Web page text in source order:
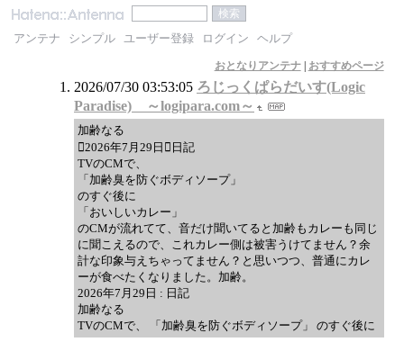
アンテナ シンプル ユーザー登録 ログイン ヘルプ
おとなりアンテナ| おすすめページ
2026/07/30 03:53:05 ろじっくぱらだいす(Logic
Paradise) ～logipara.com～
加齢なる
2026年7月29日日記
TVのCMで、
「加齢臭を防ぐボディソープ」
のすぐ後に
「おいしいカレー」
のCMが流れてて、音だけ聞いてると加齢もカレーも同じ
に聞こえるので、これカレー側は被害うけてません？余
計な印象与えちゃってません？と思いつつ、普通にカレ
ーが食べたくなりました。加齢。
2026年7月29日 : 日記
加齢なる
TVのCMで、 「加齢臭を防ぐボディソープ」 のすぐ後に